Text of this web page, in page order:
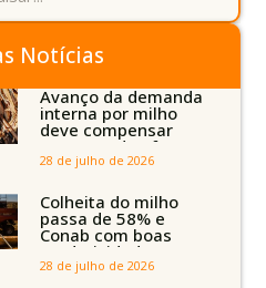
Notícias
Avanço da demanda
interna por milho
deve compensar
aumento da oferta
com safra recorde
aponta Imea
28 de julho de 2026
Colheita do milho
passa de 58% e
Conab com boas
produtividades em
Mato Grosso, mas
28 de julho de 2026